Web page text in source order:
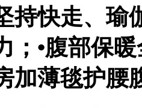
持快走、瑜
；•腹部保
加薄毯护腰